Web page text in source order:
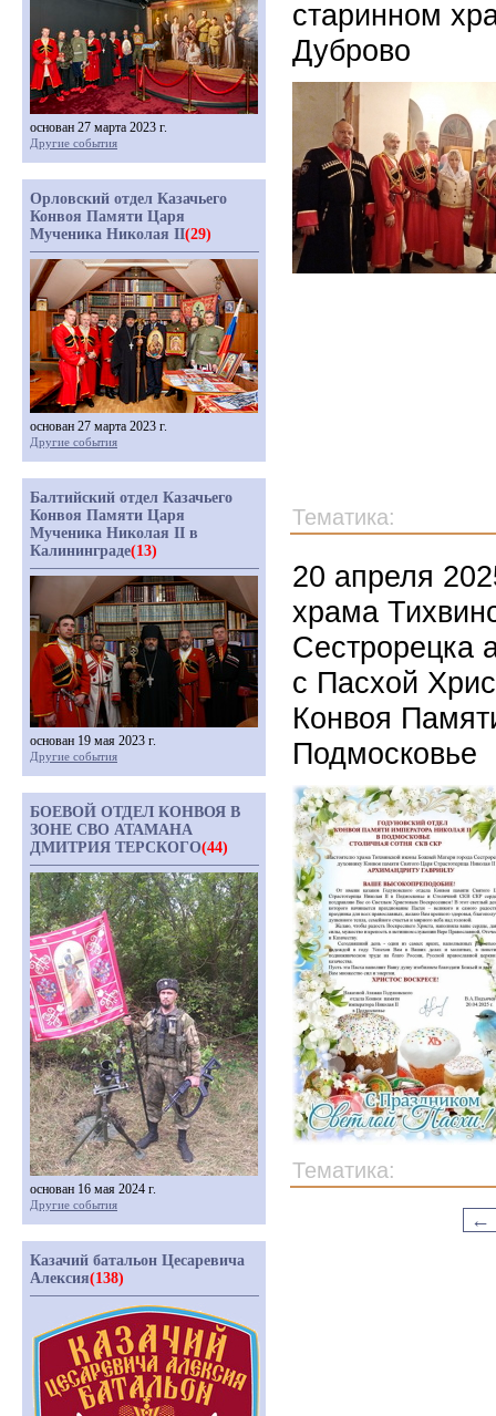
старинном
Дуброво
Тематика:
20 апреля
храма
Сестрорецка
с Пасхой
Конвоя
Подмосковье
Тематика:
←
основан 27 марта 2023 г.
Другие события
Орловский отдел Казачьего
Конвоя Памяти Царя
Мученика Николая II(29)
основан 27 марта 2023 г.
Другие события
Балтийский отдел Казачьего
Конвоя Памяти Царя
Мученика Николая II в
Калининграде(13)
основан 19 мая 2023 г.
Другие события
БОЕВОЙ ОТДЕЛ КОНВОЯ В
ЗОНЕ СВО АТАМАНА
ДМИТРИЯ ТЕРСКОГО(44)
основан 16 мая 2024 г.
Другие события
Казачий батальон Цесаревича
Алексия(138)